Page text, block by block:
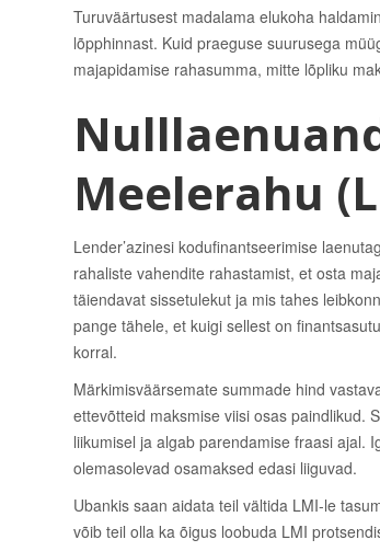
Turuväärtusest madalama elukoha
lõpphinnast. Kuid praeguse suurusega
majapidamise rahasumma, mitte lõpliku
Meelerahu
Lender’azinesi kodufinantseerimise
rahaliste vahendite rahastamist, et osta
täiendavat sissetulekut ja mis tahes
pange tähele, et kuigi sellest on
korral.
Märkimisväärsemate summade hind
ettevõtteid maksmise viisi osas paindlikud.
liikumisel ja algab parendamise fraasi ajal.
olemasolevad osamaksed edasi liiguvad.
Ubankis saan aidata teil vältida LMI-le
võib teil olla ka õigus loobuda LMI